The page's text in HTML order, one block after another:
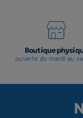
Boutique
ouverte du mardi au